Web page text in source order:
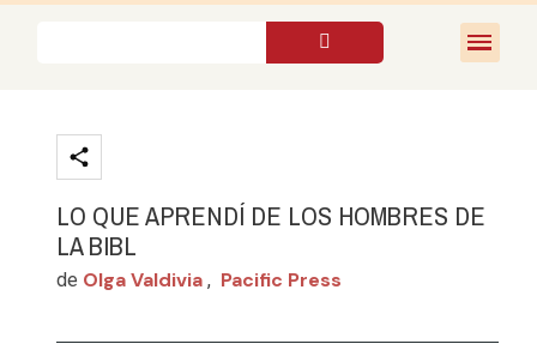
LO QUE APRENDÍ DE LOS HOMBRES DE
LA BIBL
de Olga Valdivia , Pacific Press